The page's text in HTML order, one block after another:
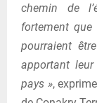
chemin de
fortement
pourraient
apportant
pays »,